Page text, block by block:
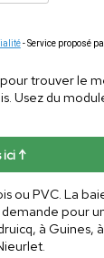
- Service proposé
trouver le
Usez du
↑
ou PVC. La
pour
à Guines,